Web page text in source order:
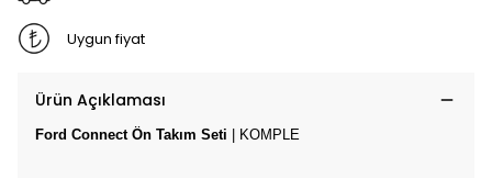
Uygun fiyat
Ürün Açıklaması
Ford Connect Ön Takım Seti | KOMPLE